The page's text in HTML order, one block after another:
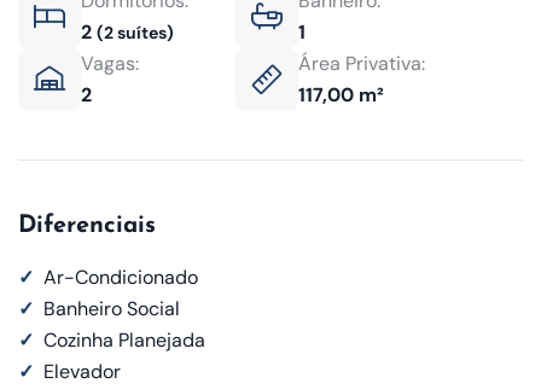
2 (2 suítes)
1
Vagas:
2
Área Privativa:
117,00 m²
Diferenciais
✓ Ar-Condicionado
✓ Banheiro Social
✓ Cozinha Planejada
✓ Elevador